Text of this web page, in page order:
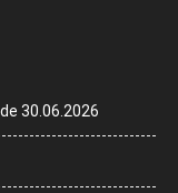
30.06.2026